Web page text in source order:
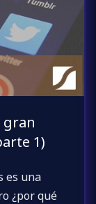
gran
1)
es una
¿por qué